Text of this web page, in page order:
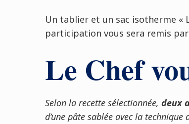
Un tablier et un sac isotherme «
participation vous sera remis par
Le Chef
Selon la recette sélectionnée, deux
d’une pâte sablée avec la